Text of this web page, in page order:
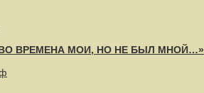
ВО ВРЕМЕНА МОИ, НО НЕ БЫЛ МНОЙ…»